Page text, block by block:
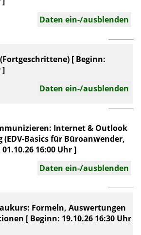
Daten ein-/ausblenden
(Fortgeschrittene) [ Beginn:
]
Daten ein-/ausblenden
Internet & Outlook
Basics für Büroanwender,
16:00 Uhr ]
Daten ein-/ausblenden
Formeln, Auswertungen
[ Beginn: 19.10.26 16:30 Uhr